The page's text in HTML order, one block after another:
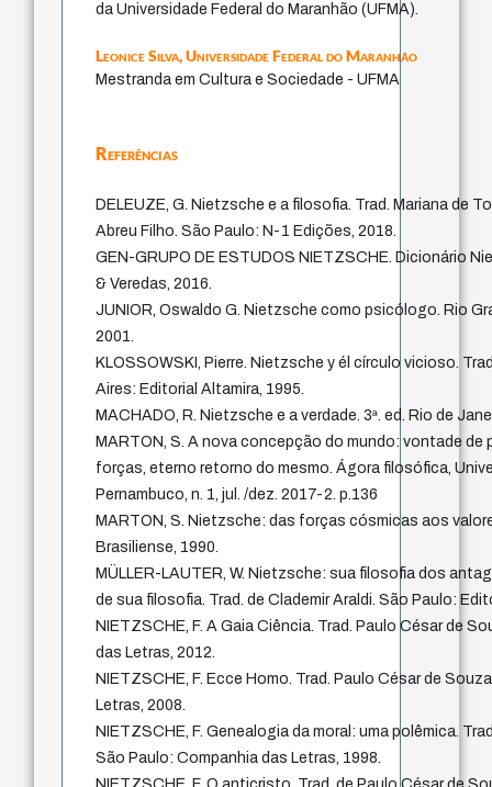
da Universidade Federal do Maranhão (UFMA).
Leonice Silva,Universidade Federal do Maranhão
Mestranda em Cultura e Sociedade - UFMA
Referências
DELEUZE, G. Nietzsche e a filosofia. Trad. Mariana de
Abreu Filho. São Paulo: N-1 Edições, 2018.
GEN-GRUPO DE ESTUDOS NIETZSCHE. Dicionário
& Veredas, 2016.
JUNIOR, Oswaldo G. Nietzsche como psicólogo. Rio
2001.
KLOSSOWSKI, Pierre. Nietzsche y él círculo vicioso.
Aires: Editorial Altamira, 1995.
MACHADO, R. Nietzsche e a verdade. 3ª. ed. Rio de
MARTON, S. A nova concepção do mundo: vontade de
forças, eterno retorno do mesmo. Ágora filosófica,
Pernambuco, n. 1, jul. /dez. 2017-2. p.136
MARTON, S. Nietzsche: das forças cósmicas aos
Brasiliense, 1990.
MÜLLER-LAUTER, W. Nietzsche: sua filosofia dos
de sua filosofia. Trad. de Clademir Araldi. São Paulo:
NIETZSCHE, F. A Gaia Ciência. Trad. Paulo César de
das Letras, 2012.
NIETZSCHE, F. Ecce Homo. Trad. Paulo César de
Letras, 2008.
NIETZSCHE, F. Genealogia da moral: uma polêmica.
São Paulo: Companhia das Letras, 1998.